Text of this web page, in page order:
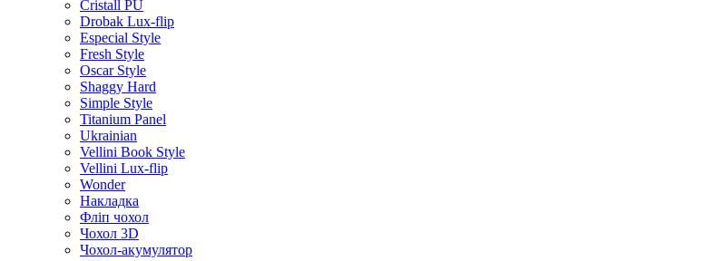
Cristall PU
Drobak Lux-flip
Especial Style
Fresh Style
Oscar Style
Shaggy Hard
Simple Style
Titanium Panel
Ukrainian
Vellini Book Style
Vellini Lux-flip
Wonder
Накладка
Фліп чохол
Чохол 3D
Чохол-акумулятор